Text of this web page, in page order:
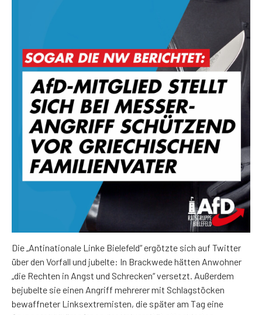
Die „Antinationale Linke Bielefeld“ ergötzte sich auf Twitter
über den Vorfall und jubelte: In Brackwede hätten Anwohner
„die Rechten in Angst und Schrecken“ versetzt. Außerdem
bejubelte sie einen Angriff mehrerer mit Schlagstöcken
bewaffneter Linksextremisten, die später am Tag eine